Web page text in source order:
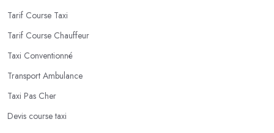
Tarif Course Taxi
Tarif Course Chauffeur
Taxi Conventionné
Transport Ambulance
Taxi Pas Cher
Devis course taxi